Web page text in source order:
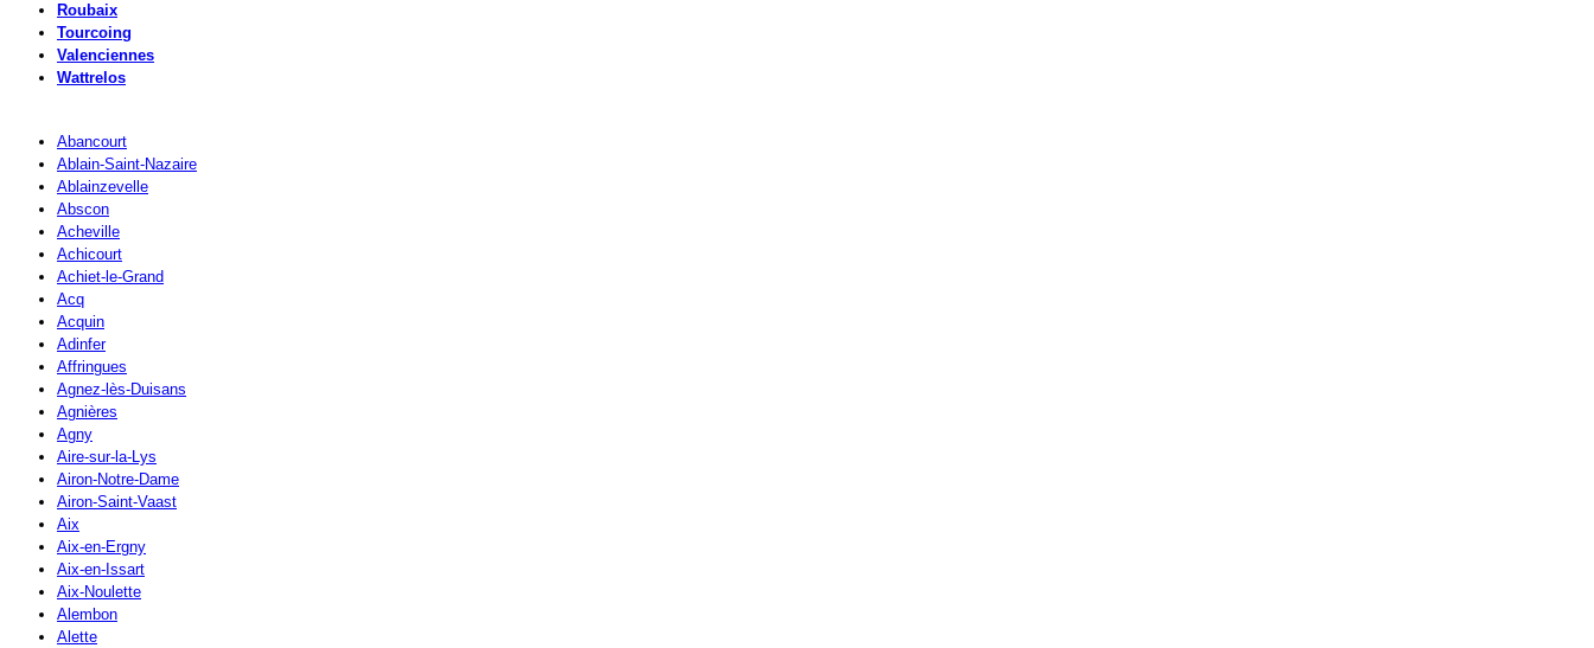
Roubaix
Tourcoing
Valenciennes
Wattrelos
Abancourt
Ablain-Saint-Nazaire
Ablainzevelle
Abscon
Acheville
Achicourt
Achiet-le-Grand
Acq
Acquin
Adinfer
Affringues
Agnez-lès-Duisans
Agnières
Agny
Aire-sur-la-Lys
Airon-Notre-Dame
Airon-Saint-Vaast
Aix
Aix-en-Ergny
Aix-en-Issart
Aix-Noulette
Alembon
Alette